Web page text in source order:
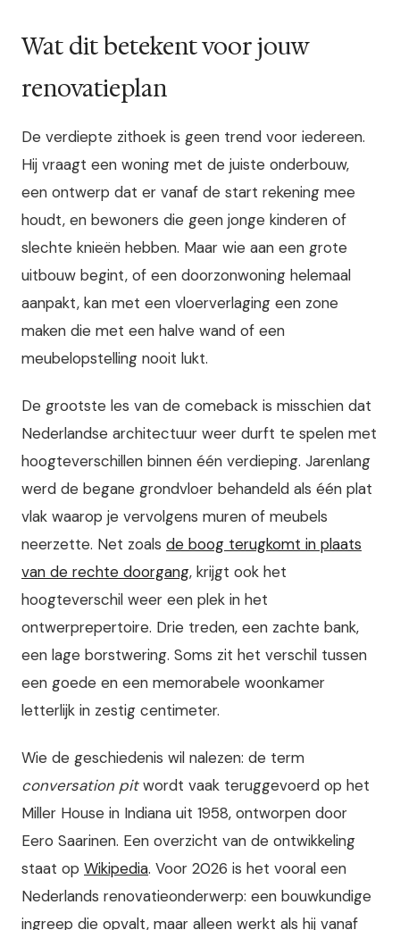
Wat dit betekent voor jouw
renovatieplan
De verdiepte zithoek is geen trend voor iedereen.
Hij vraagt een woning met de juiste onderbouw,
een ontwerp dat er vanaf de start rekening mee
houdt, en bewoners die geen jonge kinderen of
slechte knieën hebben. Maar wie aan een grote
uitbouw begint, of een doorzonwoning helemaal
aanpakt, kan met een vloerverlaging een zone
maken die met een halve wand of een
meubelopstelling nooit lukt.
De grootste les van de comeback is misschien dat
Nederlandse architectuur weer durft te spelen met
hoogteverschillen binnen één verdieping. Jarenlang
werd de begane grondvloer behandeld als één plat
vlak waarop je vervolgens muren of meubels
neerzette. Net zoals de boog terugkomt in plaats
van de rechte doorgang, krijgt ook het
hoogteverschil weer een plek in het
ontwerprepertoire. Drie treden, een zachte bank,
een lage borstwering. Soms zit het verschil tussen
een goede en een memorabele woonkamer
letterlijk in zestig centimeter.
Wie de geschiedenis wil nalezen: de term
conversation pitwordt vaak teruggevoerd op het
Miller House in Indiana uit 1958, ontworpen door
Eero Saarinen. Een overzicht van de ontwikkeling
staat op Wikipedia. Voor 2026 is het vooral een
Nederlands renovatieonderwerp: een bouwkundige
ingreep die opvalt, maar alleen werkt als hij vanaf